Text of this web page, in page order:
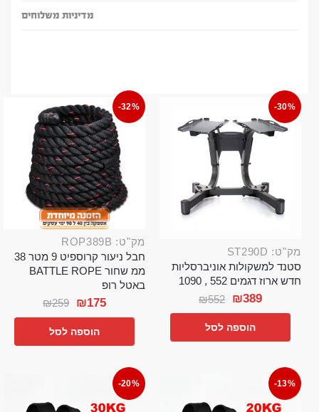
מדיניות משלוחים
-30%
מק"ט: ST290D
סטנד למשקולות אוניברסליות
חדש ארוז דגמים 552 , 1090
₪552 ₪389
הוספה לסל
-32%
מק"ט: ROP389B
חבל ניעור קרוספיט 9 מטר 38
ממ שחור BATTLE ROPE
באטל רופ
₪259 ₪175
הוספה לסל
-13%
-20%